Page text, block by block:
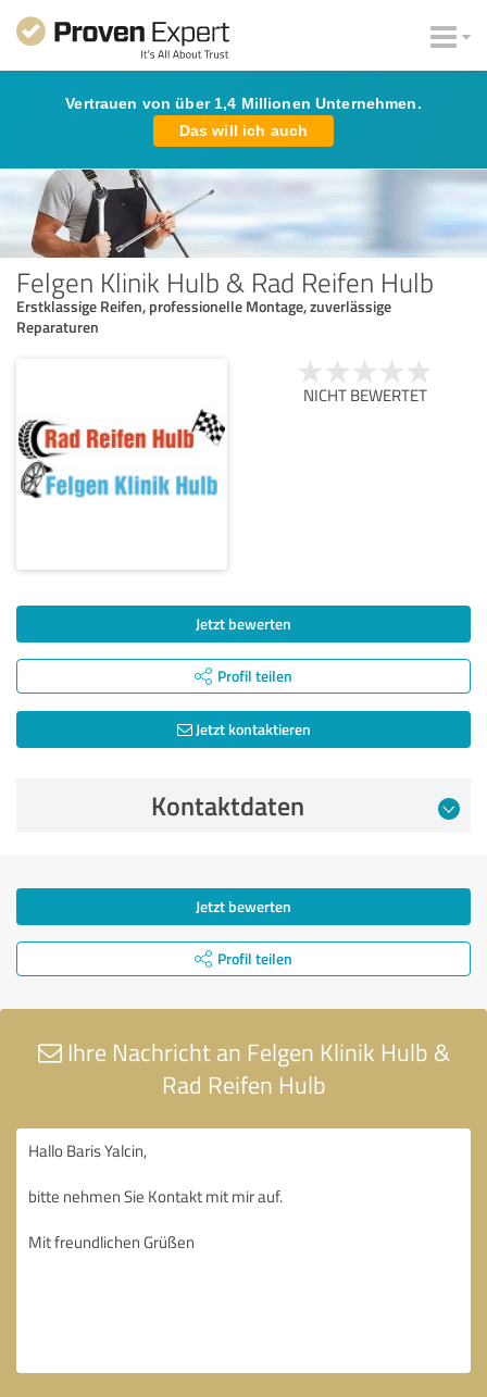
Vertrauen von über 1,4 Millionen Unternehmen.
Das will ich auch
Felgen Klinik Hulb & Rad Reifen Hulb
Erstklassige Reifen, professionelle Montage, zuverlässige
Reparaturen
NICHT BEWERTET
Jetzt bewerten
Profil teilen
Jetzt kontaktieren
Kontaktdaten
Jetzt bewerten
Profil teilen
Ihre Nachricht an Felgen Klinik Hulb &
Rad Reifen Hulb